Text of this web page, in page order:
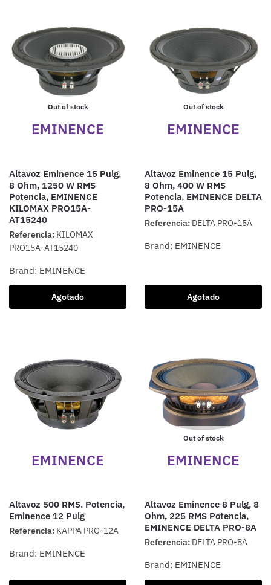
Out of stock
EMINENCE
Altavoz Eminence 15 Pulg,
8 Ohm, 1250 W RMS
Potencia, EMINENCE
KILOMAX PRO15A-
AT15240
Referencia: KILOMAX
PRO15A-AT15240
Brand: EMINENCE
Agotado
Out of stock
EMINENCE
Altavoz Eminence 15 Pulg,
8 Ohm, 400 W RMS
Potencia, EMINENCE DELTA
PRO-15A
Referencia: DELTA PRO-15A
Brand: EMINENCE
Agotado
EMINENCE
Altavoz 500 RMS. Potencia,
Eminence 12 Pulg
Referencia: KAPPA PRO-12A
Brand: EMINENCE
Out of stock
EMINENCE
Altavoz Eminence 8 Pulg, 8
Ohm, 225 RMS Potencia,
EMINENCE DELTA PRO-8A
Referencia: DELTA PRO-8A
Brand: EMINENCE